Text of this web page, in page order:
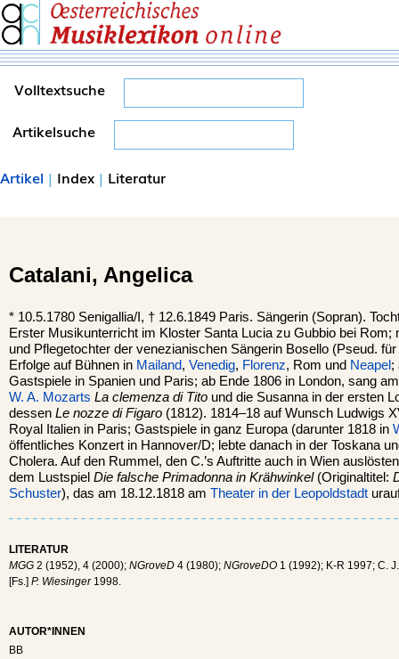
Volltextsuche
Artikelsuche
Artikel | Index | Literatur
Catalani, Angelica
* 10.5.1780 Senigallia/I, † 12.6.1849 Paris. Sängerin (Sopran).
Erster Musikunterricht im Kloster Santa Lucia zu Gubbio bei Rom;
und Pflegetochter der venezianischen Sängerin Bosello (Pseud.
Erfolge auf Bühnen in Mailand, Venedig, Florenz, Rom und Neapel ;
Gastspiele in Spanien und Paris; ab Ende 1806 in London, sang
W. A. Mozarts La clemenza di Tito und die Susanna in der ersten
dessen Le nozze di Figaro (1812). 1814–18 auf Wunsch Ludwigs
Royal Italien in Paris; Gastspiele in ganz Europa (darunter 1818 in
öffentliches Konzert in Hannover/D; lebte danach in der Toskana
Cholera. Auf den Rummel, den C.’s Auftritte auch in Wien
dem Lustspiel Die falsche Primadonna in Krähwinkel(Originaltitel:
Schuster), das am 18.12.1818 am Theater in der Leopoldstadt
LITERATUR
MGG 2 (1952), 4 (2000); NGroveD 4 (1980); NGroveDO 1 (1992); K-R 1997; C.
[Fs.] P. Wiesinger 1998.
AUTOR*INNEN
BB